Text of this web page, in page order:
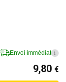
Envoi immédiat i
9,80 €